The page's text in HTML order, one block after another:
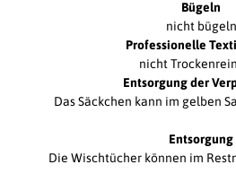
Bügeln
nicht bügeln
Professionelle
nicht
Entsorgung der
Das Säckchen kann im gelben
Entsorgung
Die Wischtücher können im